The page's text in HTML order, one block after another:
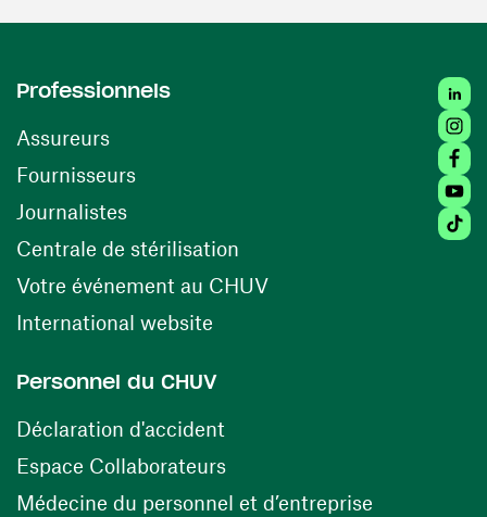
Professionnels
Assureurs
Fournisseurs(ouvre une nouvelle fenêtre)
Journalistes
Centrale de stérilisation (ouvre une nouvelle
Votre événement au CHUV(ouvre une nouvelle
International website
Personnel du CHUV
Déclaration d'accident
Espace Collaborateurs(ouvre une nouvelle fenêtre)
Médecine du personnel et d’entreprise